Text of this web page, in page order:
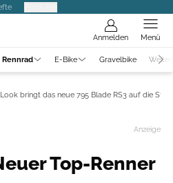
Anmelden Menü
Rennrad E-Bike Gravelbike
bringt das neue 795 Blade RS3 auf die
Anzeige
Top-Renner